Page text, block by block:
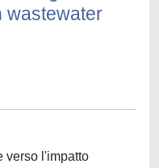
wastewater
verso l'impatto